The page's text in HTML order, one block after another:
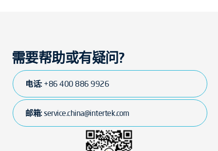
需要帮助或有疑问?
电话: +86 400 886 9926
邮箱:service.china@intertek.com